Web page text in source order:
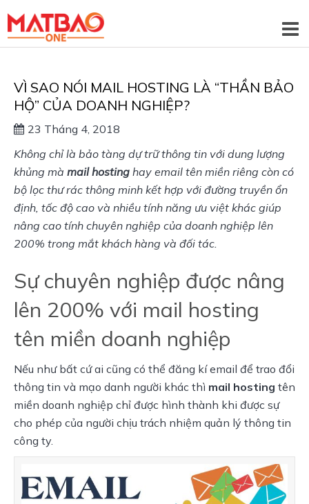
VÌ SAO NÓI MAIL HOSTING LÀ “THẦN BẢO
HỘ” CỦA DOANH NGHIỆP?
23 Tháng 4, 2018
Không chỉ là bảo tàng dự trữ thông tin với dung lượng
khủng mà mail hosting hay email tên miền riêng còn có
bộ lọc thư rác thông minh kết hợp với đường truyền ổn
định, tốc độ cao và nhiều tính năng ưu việt khác giúp
nâng cao tính chuyên nghiệp của doanh nghiệp lên
200% trong mắt khách hàng và đối tác.
Sự chuyên nghiệp được nâng
lên 200% với mail hosting
tên miền doanh nghiệp
Nếu như bất cứ ai cũng có thể đăng kí email để trao đổi
thông tin và mạo danh người khác thì mail hosting tên
miền doanh nghiệp chỉ được hình thành khi được sự
cho phép của người chịu trách nhiệm quản lý thông tin
công ty.